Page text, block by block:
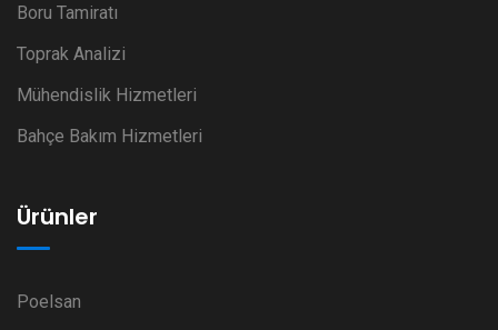
Boru Tamiratı
Toprak Analizi
Mühendislik Hizmetleri
Bahçe Bakım Hizmetleri
Ürünler
Poelsan